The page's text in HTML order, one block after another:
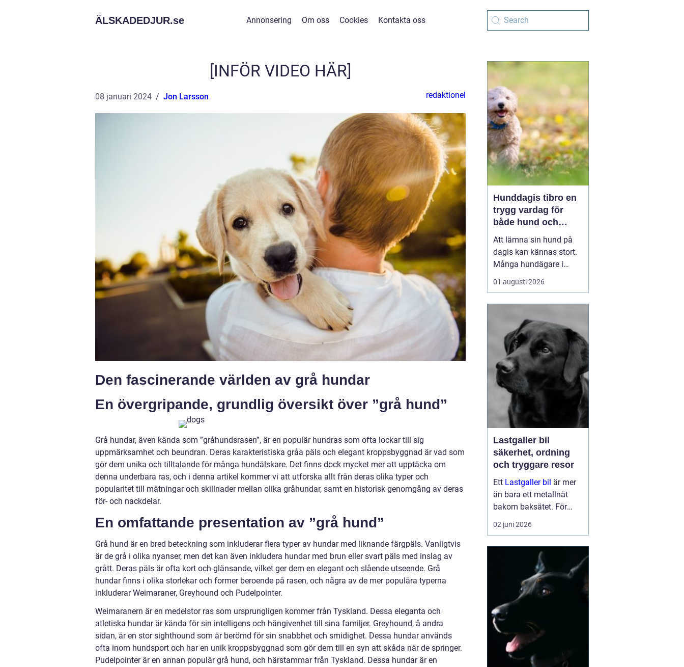
ÄLSKADEDJUR.se Annonsering Om oss Cookies Kontakta oss
[INFÖR VIDEO HÄR]
08 januari 2024 Jon Larsson redaktionel
Den fascinerande världen av grå hundar
En övergripande, grundlig översikt över ”grå hund”
Grå hundar, även kända som ”gråhundsrasen”, är en populär hundras som ofta lockar till sig
uppmärksamhet och beundran. Deras karakteristiska gråa päls och elegant kroppsbyggnad är vad som
gör dem unika och tilltalande för många hundälskare. Det finns dock mycket mer att upptäcka om
denna underbara ras, och i denna artikel kommer vi att utforska allt från deras olika typer och
popularitet till mätningar och skillnader mellan olika gråhundar, samt en historisk genomgång av deras
för- och nackdelar.
En omfattande presentation av ”grå hund”
Grå hund är en bred beteckning som inkluderar flera typer av hundar med liknande färgpäls. Vanligtvis
är de grå i olika nyanser, men det kan även inkludera hundar med brun eller svart päls med inslag av
grått. Deras päls är ofta kort och glänsande, vilket ger dem en elegant och slående utseende. Grå
hundar finns i olika storlekar och former beroende på rasen, och några av de mer populära typerna
inkluderar Weimaraner, Greyhound och Pudelpointer.
Weimaranern är en medelstor ras som ursprungligen kommer från Tyskland. Dessa eleganta och
atletiska hundar är kända för sin intelligens och hängivenhet till sina familjer. Greyhound, å andra
sidan, är en stor sighthound som är berömd för sin snabbhet och smidighet. Dessa hundar används
ofta inom hundsport och har en unik kroppsbyggnad som gör dem till en syn att skåda när de springer.
Pudelpointer är en annan populär grå hund, och härstammar från Tyskland. Dessa hundar är en
Hunddagis tibro en
trygg vardag för
både hund och
ägare
Att lämna sin hund på
dagis kan kännas stort.
Många hundägare i
Tibro balanserar jobb,
familj och fritid,
stimulans och närhet. Ett
bra hunddagis blir då
mer än bara förvaring.
Det blir en förlängning
av hemmet, m...
01 augusti 2026
Lastgaller bil
säkerhet, ordning
och tryggare resor
Ett Lastgaller bil är mer
än bara ett metallnät
bakom baksätet. För
många bilägare handlar
det om tryggare
ordning i bilen och ett
lugnare fokus bakom
ratten. När bag...
02 juni 2026